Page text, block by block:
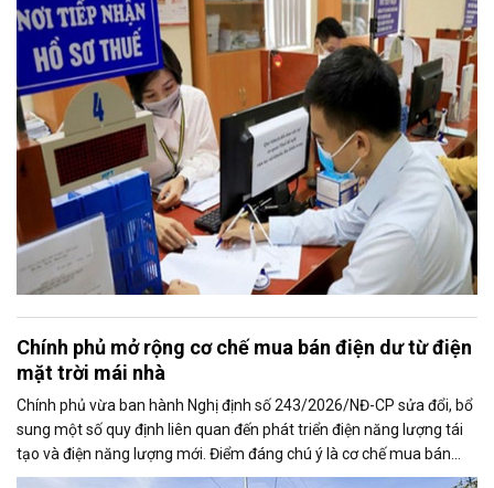
hỗ trợ kịp thời cho người nộp thuế.
Chính phủ mở rộng cơ chế mua bán điện dư từ điện
mặt trời mái nhà
Chính phủ vừa ban hành Nghị định số 243/2026/NĐ-CP sửa đổi, bổ
sung một số quy định liên quan đến phát triển điện năng lượng tái
tạo và điện năng lượng mới. Điểm đáng chú ý là cơ chế mua bán
điện dư từ các hệ thống điện mặt trời mái nhà được mở rộng, trong